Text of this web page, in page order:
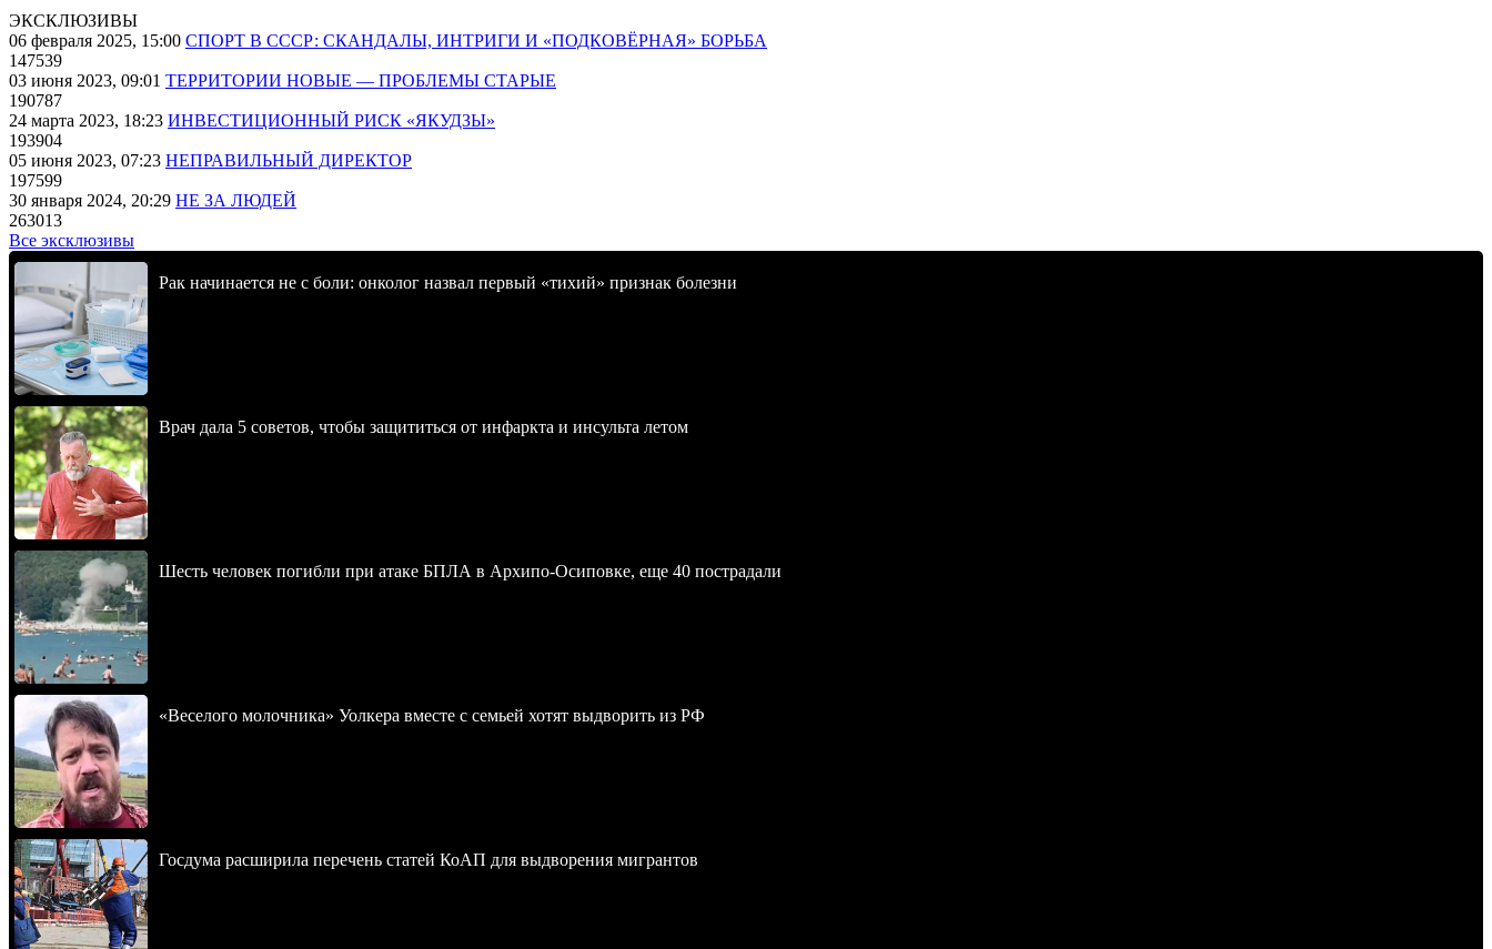
ЭКСКЛЮЗИВЫ
06 февраля 2025, 15:00 СПОРТ В СССР: СКАНДАЛЫ, ИНТРИГИ И «ПОДКОВЁРНАЯ» БОРЬБА
147539
03 июня 2023, 09:01 ТЕРРИТОРИИ НОВЫЕ — ПРОБЛЕМЫ СТАРЫЕ
190787
24 марта 2023, 18:23 ИНВЕСТИЦИОННЫЙ РИСК «ЯКУДЗЫ»
193904
05 июня 2023, 07:23 НЕПРАВИЛЬНЫЙ ДИРЕКТОР
197599
30 января 2024, 20:29 НЕ ЗА ЛЮДЕЙ
263013
Все эксклюзивы
Рак начинается не с боли: онколог назвал первый «тихий» признак болезни
Врач дала 5 советов, чтобы защититься от инфаркта и инсульта летом
Шесть человек погибли при атаке БПЛА в Архипо-Осиповке, еще 40 пострадали
«Веселого молочника» Уолкера вместе с семьей хотят выдворить из РФ
Госдума расширила перечень статей КоАП для выдворения мигрантов